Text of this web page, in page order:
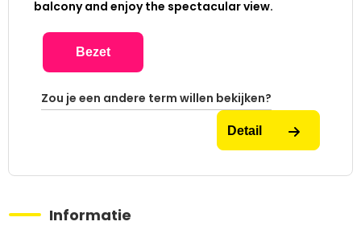
balcony and enjoy the spectacular view.
Bezet
Zou je een andere term willen bekijken?
Detail
Informatie